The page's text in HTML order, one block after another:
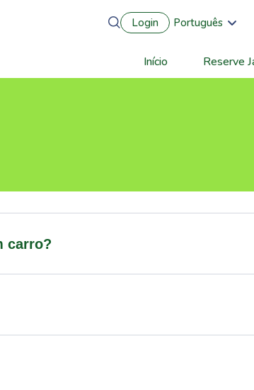
Login
Português
Español
Deutsch
navigation
Início Reserve
carro?